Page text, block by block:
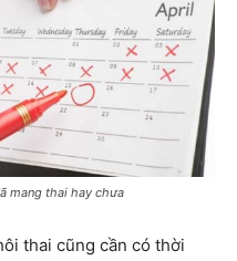
mang thai hay chưa
thai cũng cần có thời